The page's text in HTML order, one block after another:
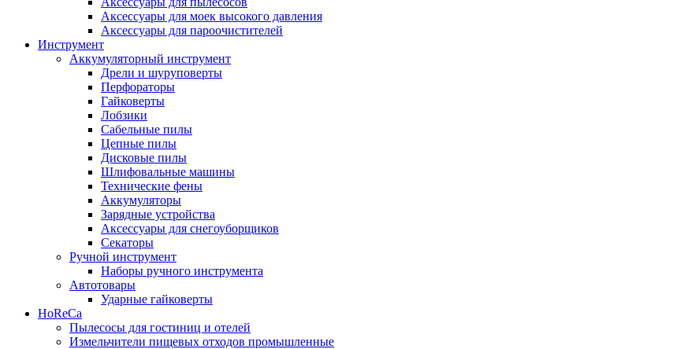
Аксессуары для моек высокого давления
Аксессуары для пароочистителей
Инструмент
Аккумуляторный инструмент
Дрели и шуруповерты
Перфораторы
Гайковерты
Лобзики
Сабельные пилы
Цепные пилы
Дисковые пилы
Шлифовальные машины
Технические фены
Аккумуляторы
Зарядные устройства
Аксессуары для снегоуборщиков
Секаторы
Ручной инструмент
Наборы ручного инструмента
Автотовары
Ударные гайковерты
HoReCa
Пылесосы для гостиниц и отелей
Измельчители пищевых отходов промышленные